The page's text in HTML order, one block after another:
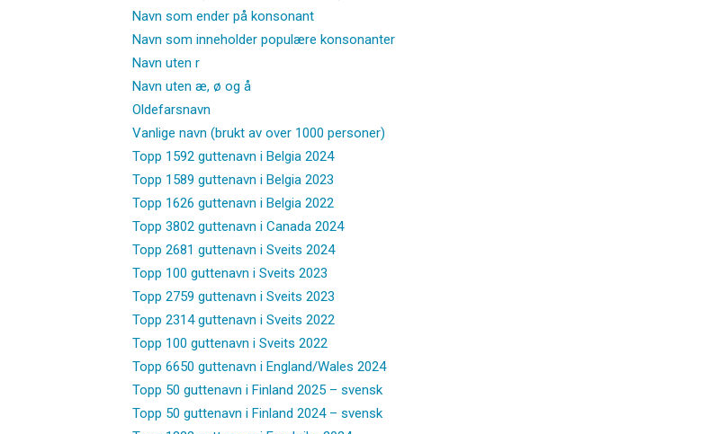
Navn som ender på konsonant
Navn som inneholder populære konsonanter
Navn uten r
Navn uten æ, ø og å
Oldefarsnavn
Vanlige navn (brukt av over 1000 personer)
Topp 1592 guttenavn i Belgia 2024
Topp 1589 guttenavn i Belgia 2023
Topp 1626 guttenavn i Belgia 2022
Topp 3802 guttenavn i Canada 2024
Topp 2681 guttenavn i Sveits 2024
Topp 100 guttenavn i Sveits 2023
Topp 2759 guttenavn i Sveits 2023
Topp 2314 guttenavn i Sveits 2022
Topp 100 guttenavn i Sveits 2022
Topp 6650 guttenavn i England/Wales 2024
Topp 50 guttenavn i Finland 2025 – svensk
Topp 50 guttenavn i Finland 2024 – svensk